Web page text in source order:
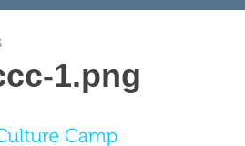
1.png